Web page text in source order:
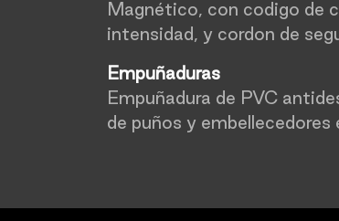
Magnético, con codigo de
intensidad, y cordon de
Empuñaduras
Empuñadura de PVC
de puños y embellecedores